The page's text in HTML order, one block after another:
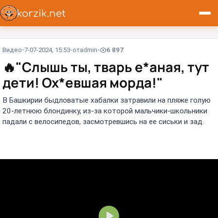
Видео 7-07-2024, 15:53 отadmin 6 897
🔥"Слышь ты, тварь е*аная, тут
дети! Ох*евшая морда!"
В Башкирии быдловатые хабалки затравили на пляже голую
20-летнюю блондинку, из-за которой мальчики-школьники
падали с велосипедов, засмотревшись на ее сиськи и зад.